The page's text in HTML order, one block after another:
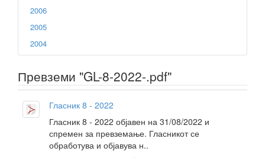
2006
2005
2004
Превземи "GL-8-2022-.pdf"
Гласник 8 - 2022
Гласник 8 - 2022 објавен на 31/08/2022 и
спремен за превземање. Гласникот се
обработува и објавува н..